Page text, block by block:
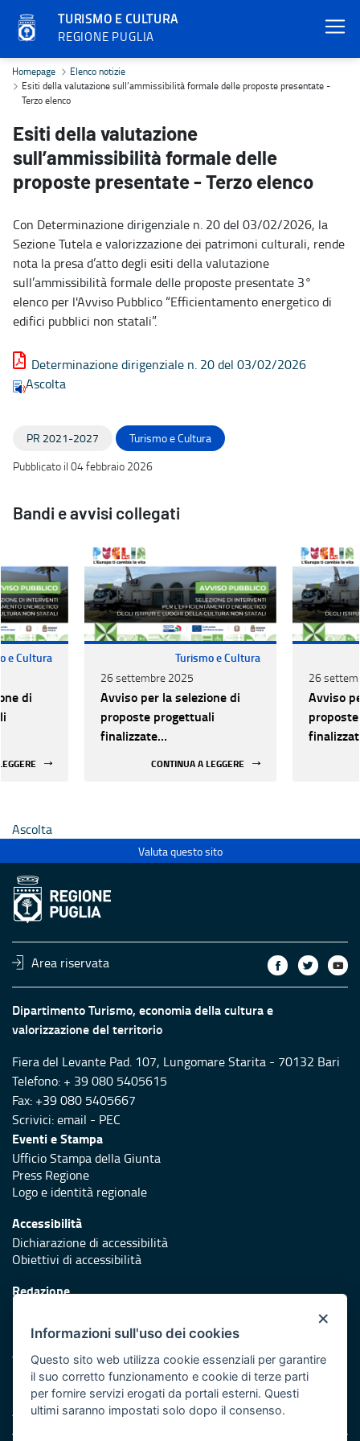
TURISMO E CULTURA
REGIONE PUGLIA
Esiti della valutazione sull’ammissibilità formale delle proposte
Homepage
Elenco notizie
Esiti della valutazione sull’ammissibilità formale delle proposte presentate -
Terzo elenco
Esiti della valutazione
sull’ammissibilità formale delle
proposte presentate - Terzo elenco
Con Determinazione dirigenziale n. 20 del 03/02/2026, la
Sezione Tutela e valorizzazione dei patrimoni culturali, rende
nota la presa d’atto degli esiti della valutazione
sull’ammissibilità formale delle proposte presentate 3°
elenco per l'Avviso Pubblico “Efficientamento energetico di
edifici pubblici non statali”.
Determinazione dirigenziale n. 20 del 03/02/2026
Ascolta
PR 2021-2027
Turismo e Cultura
Pubblicato il 04 febbraio 2026
Bandi e avvisi collegati
e Cultura
di
Turismo e Cultura
26 settembre 2025
Avviso per la selezione di
proposte progettuali
finalizzate
CONTINUA A LEGGERE
26
Avviso
Ascolta
Valuta questo sito
Area riservata
Dipartimento Turismo, economia della cultura e
valorizzazione del territorio
Fiera del Levante Pad. 107, Lungomare Starita - 70132 Bari
Telefono: + 39 080 5405615
Fax: +39 080 5405667
Scrivici:email - PEC
Eventi e Stampa
Ufficio Stampa della Giunta
Press Regione
Logo e identità regionale
Accessibilità
Dichiarazione di accessibilità
Obiettivi di accessibilità
Redazione
Protezione civile
Vai al sito di Protezione Civile Puglia
Iniziativa finanziata con risorse del POR Puglia 2014/2020 -
Asse XI
×
Informazioni sull'uso dei cookies
Questo sito web utilizza cookie essenziali per garantire
il suo corretto funzionamento e cookie di terze parti
per fornire servizi erogati da portali esterni. Questi
ultimi saranno impostati solo dopo il consenso.